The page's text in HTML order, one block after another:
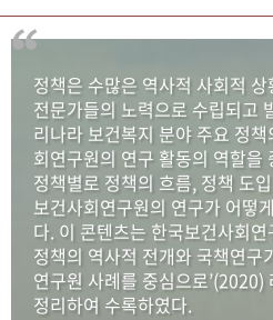
연구 역사
정책과 연구 키워드로 보는 연구
간행물 변천사
기록물 아카이브
사진 아카이브 문서 기록물 행
50+1주년 기념
정책은 수많은 역사적 사회적
전문가들의 노력으로 수립되고
리나라 보건복지 분야 주요 정
회연구원의 연구 활동의 역할을
정책별로 정책의 흐름, 정책 도
보건사회연구원의 연구가 어떻
다. 이 콘텐츠는 한국보건사회
정책의 역사적 전개와 국책연구
연구원 사례를 중심으로
정리하여 수록하였다.